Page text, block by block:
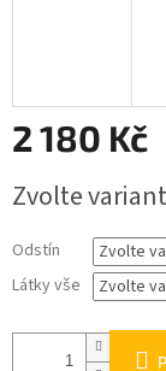
2 180 Kč
cena:
Zvolte
Odstín
Látky vše